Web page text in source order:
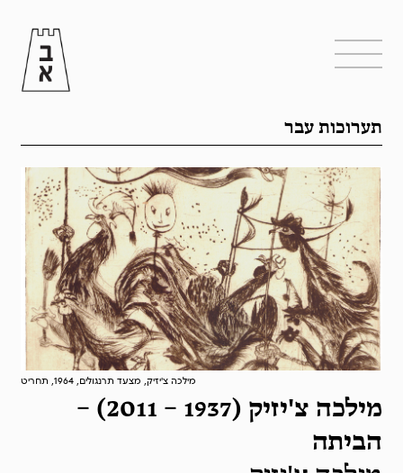
תערוכות עבר
מילכה צ'יזיק, מצעד תרנגולים, 1964, תחריט
מילכה צ'יזיק (1937 – 2011) –
הביתה